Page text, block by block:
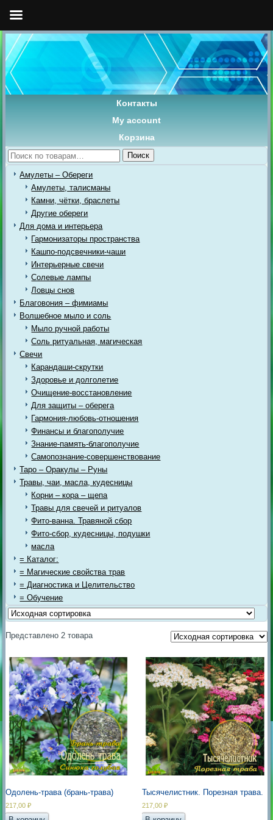
Контакты
My account
Корзина
Искать:
Поиск
Амулеты – Обереги
Амулеты, талисманы
Камни, чётки, браслеты
Другие обереги
Для дома и интерьера
Гармонизаторы пространства
Кашпо-подсвечники-чаши
Интерьерные свечи
Солевые лампы
Ловцы снов
Благовония – фимиамы
Волшебное мыло и соль
Мыло ручной работы
Соль ритуальная, магическая
Свечи
Карандаши-скрутки
Здоровье и долголетие
Очищение-восстановление
Для защиты – оберега
Гармония-любовь-отношения
Финансы и благополучие
Знание-память-благополучие
Самопознание-совершенствование
Таро – Оракулы – Руны
Травы, чаи, масла, кудесницы
Корни – кора – щепа
Травы для свечей и ритуалов
Фито-ванна. Травяной сбор
Фито-сбор, кудесницы, подушки
масла
= Каталог:
= Магические свойства трав
= Диагностика и Целительство
= Обучение
Представлено 2 товара
Одолень-трава (брань-трава)
217,00₽
Тысячелистник. Порезная трава.
217,00 ₽